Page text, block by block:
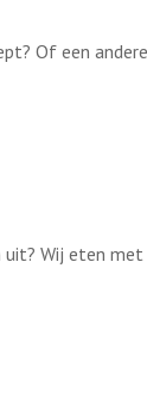
Of een
Wij eten